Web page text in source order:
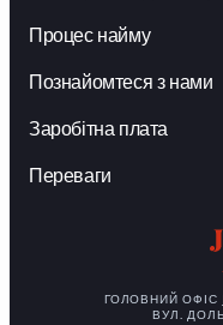
Процес найму
Познайомтеся з нами
Заробітна плата
Переваги
ГОЛОВНИЙ ОФІС
ВУЛ.